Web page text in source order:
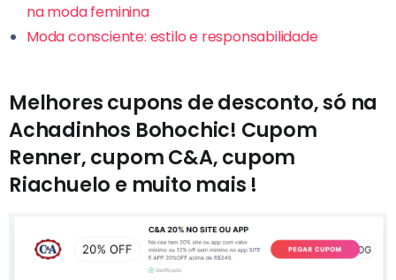
na moda feminina
Moda consciente: estilo e responsabilidade
Melhores cupons de desconto, só na
Achadinhos Bohochic! Cupom
Renner, cupom C&A, cupom
Riachuelo e muito mais !